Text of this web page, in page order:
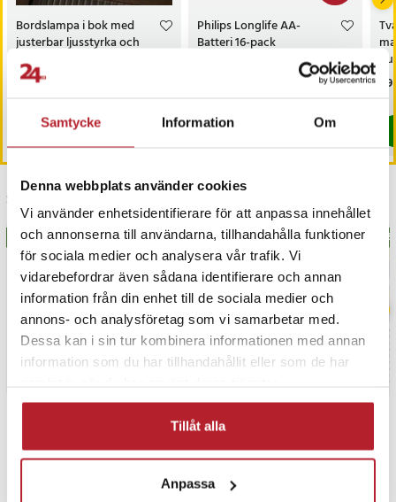
Samtycke Information Om
Denna webbplats använder cookies
Vi använder enhetsidentifierare för att anpassa innehållet
och annonserna till användarna, tillhandahålla funktioner
för sociala medier och analysera vår trafik. Vi
vidarebefordrar även sådana identifierare och annan
information från din enhet till de sociala medier och
annons- och analysföretag som vi samarbetar med.
Dessa kan i sin tur kombinera informationen med annan
information som du har tillhandahållit eller som de har
Tillåt alla
Anpassa
Bordslampa i bok med
justerbar ljusstyrka och
champinjondesign
Pris:369 kr
369 kr
Köp
Philips Longlife AA-
Batteri 16-pack
Senast besökta
BÄSTSÄLJARE
PRISGARANTI
UTFÖRSÄLJNING